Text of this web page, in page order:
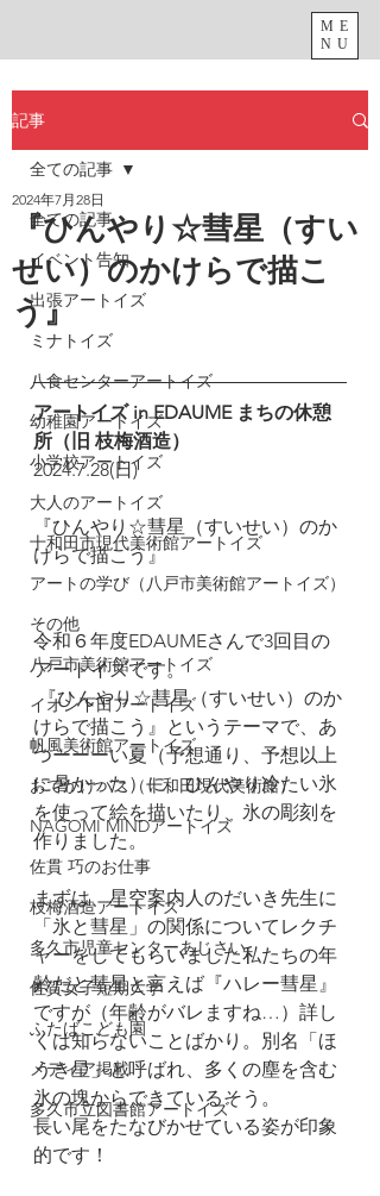
ME
NU
記事
全ての記事
イベント告知
出張アートイズ
ミナトイズ
八食センターアートイズ
幼稚園アートイズ
小学校アートイズ
大人のアートイズ
十和田市現代美術館アートイズ
アートの学び（八戸市美術館アートイズ）
その他
八戸市美術館アートイズ
イオン下田アートイズ
帆風美術館アートイズ
おでかけバス（十和田現代美術館）
NAGOMI MINDアートイズ
佐貫 巧のお仕事
枝梅酒造アートイズ
多久市児童センターあじさい
佐賀女子短期大学
ふたばこども園
メディア掲載
多久市立図書館アートイズ
全ての記事
『ひんやり☆彗星（すい
せい）のかけらで描こ
う』
2024年7月28日
アートイズ in EDAUME まちの休憩
所（旧 枝梅酒造）
2024.7.28(日)
『ひんやり☆彗星（すいせい）のか
けらで描こう』
令和６年度EDAUMEさんで3回目の
アートイズです。
『ひんやり☆彗星（すいせい）のか
けらで描こう』というテーマで、あ
つーーーい夏（予想通り、予想以上
に暑かった）に、ひんやり冷たい氷
を使って絵を描いたり、氷の彫刻を
作りました。
まずは、星空案内人のだいき先生に
「氷と彗星」の関係についてレクチ
ャーをしてもらいました私たちの年
齢だと彗星と言えば『ハレー彗星』
ですが（年齢がバレますね…）詳し
くは知らないことばかり。別名「ほ
うき星」と呼ばれ、多くの塵を含む
氷の塊からできているそう。
長い尾をたなびかせている姿が印象
的です！